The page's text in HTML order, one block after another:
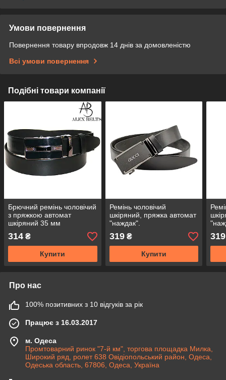
Умови повернення
Повернення товару впродовж 14 днів за домовленістю
Всі умови повернення
Подібні товари компанії
Брючний ремінь чоловічий
з пряжкою автомат
шкіряний 35 мм
314 ₴
Купити
Ремінь чоловічий
шкіряний, пряжка автомат
"наждак".
Арт.:RMBAKA0032-35
319₴
Купити
319
Про нас
100% позитивних з 10 відгуків за рік
Працює з 16.03.2017
м. Одеса
Промтоварний ринок "7-й км", торгова площадка Милка,
Широкий ряд, ролет 638 Овідіопольський район, Одеса,
Одеська область, 67806, Одеса, Україна